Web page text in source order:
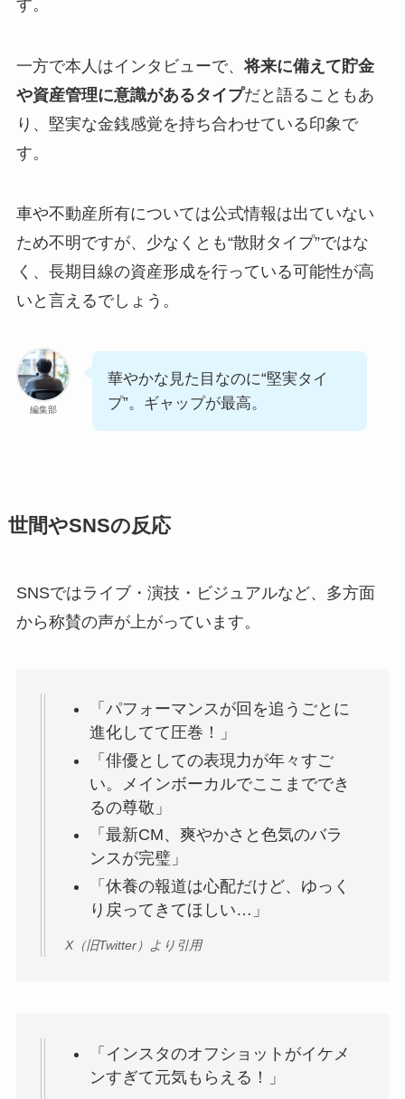
す。
一方で本人はインタビューで、 将来に備えて貯金
や資産管理に意識があるタイプだと語ることもあ
り、堅実な金銭感覚を持ち合わせている印象で
す。
車や不動産所有については公式情報は出ていない
ため不明ですが、少なくとも“散財タイプ”ではな
く、長期目線の資産形成を行っている可能性が高
いと言えるでしょう。
編集部
華やかな見た目なのに“堅実タイ
プ”。ギャップが最高。
世間やSNSの反応
SNSではライブ・演技・ビジュアルなど、多方面
から称賛の声が上がっています。
「パフォーマンスが回を追うごとに
進化してて圧巻！」
「俳優としての表現力が年々すご
い。メインボーカルでここまででき
るの尊敬」
「最新CM、爽やかさと色気のバラ
ンスが完璧」
「休養の報道は心配だけど、ゆっく
り戻ってきてほしい…」
X（旧Twitter）より引用
「インスタのオフショットがイケメ
ンすぎて元気もらえる！」